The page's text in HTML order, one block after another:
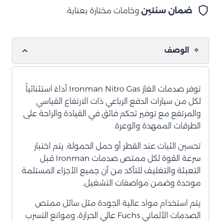
ضمان سنتين وخامات مختارة بعناية.
الوصف
توفر صدمات الغاز Ironman Nitro Gas أداءً استثنائياً
لكل من سيارات الدفع الرباعي ذات الارتفاع القياسي
والمرتفع مع توفير تحكم فائق في القيادة والراحة على
الطرقات الممهدة والوعرة.
تحسين الثبات عند القطر أو حمل الحمولة. يتم اختبار
سرعة القوة لكل ممتص صدمات Ironman قبل
التعبئة والتغليف للتأكد من أن جميع الأجزاء المستلمة
موحدة وضمن مواصفات التشغيل.
يتم استخدام مواد عالية الجودة مثل سائل ممتص
الصدمات الألماني Fuchs عالي الحرارة، وموانع التسرب